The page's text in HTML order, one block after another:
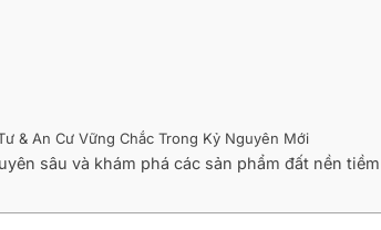
& An Cư Vững Chắc Trong Kỷ Nguyên Mới
sâu và khám phá các sản phẩm đất nền tiềm